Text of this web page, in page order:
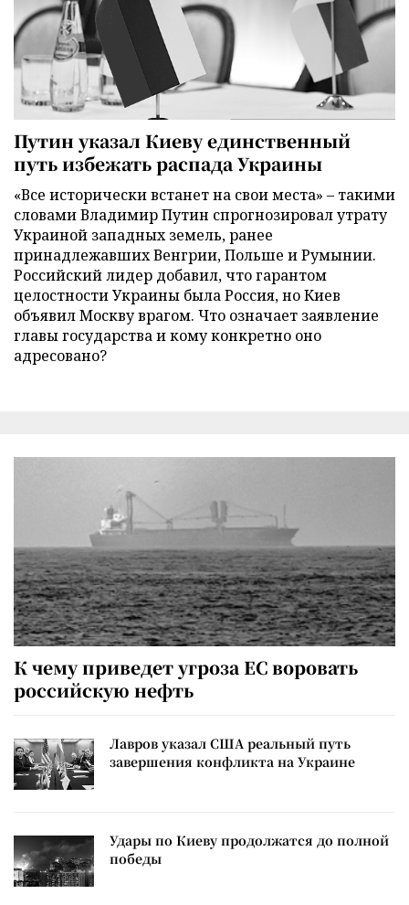
Путин указал Киеву единственный
путь избежать распада Украины
«Все исторически встанет на свои места» – такими
словами Владимир Путин спрогнозировал утрату
Украиной западных земель, ранее
принадлежавших Венгрии, Польше и Румынии.
Российский лидер добавил, что гарантом
целостности Украины была Россия, но Киев
объявил Москву врагом. Что означает заявление
главы государства и кому конкретно оно
адресовано?
К чему приведет угроза ЕС воровать
российскую нефть
Лавров указал США реальный путь
завершения конфликта на Украине
Удары по Киеву продолжатся до полной
победы